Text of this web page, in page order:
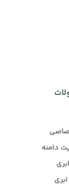
دامنه